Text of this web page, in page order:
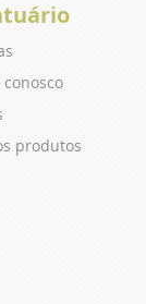
produtos